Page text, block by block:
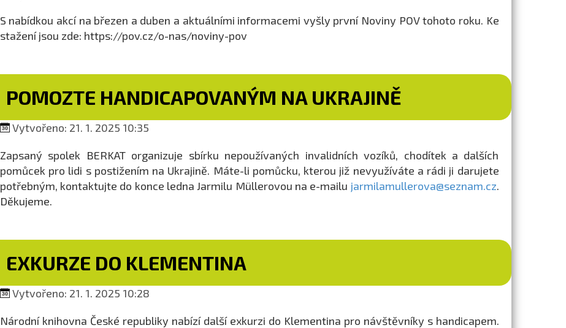
S nabídkou akcí na březen a duben a aktuálními informacemi vyšly první Noviny POV tohoto roku. Ke
stažení jsou zde: https://pov.cz/o-nas/noviny-pov
POMOZTE HANDICAPOVANÝM NA UKRAJINĚ
Vytvořeno: 21. 1. 2025 10:35
Zapsaný spolek BERKAT organizuje sbírku nepoužívaných invalidních vozíků, chodítek a dalších
pomůcek pro lidi s postižením na Ukrajině. Máte-li pomůcku, kterou již nevyužíváte a rádi ji darujete
potřebným, kontaktujte do konce ledna Jarmilu Müllerovou na e-mailu jarmilamullerova@seznam.cz.
Děkujeme.
EXKURZE DO KLEMENTINA
Vytvořeno: 21. 1. 2025 10:28
Národní knihovna České republiky nabízí další exkurzi do Klementina pro návštěvníky s handicapem.